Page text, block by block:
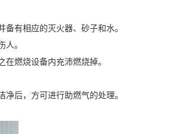
有相应的灭火器、砂子和水。
人。
燃烧设备内充沛燃烧掉。
后，方可进行助燃气的处理。